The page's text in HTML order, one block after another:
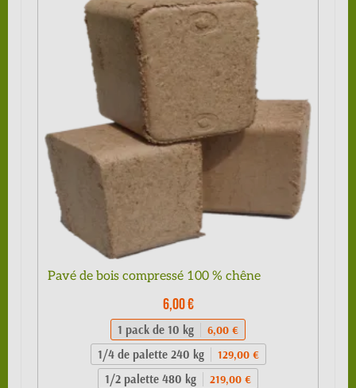
Pavé de bois compressé 100 % chêne
6,00 €
1 pack de 10 kg 6,00 €
1/4 de palette 240 kg 129,00 €
1/2 palette 480 kg 219,00 €